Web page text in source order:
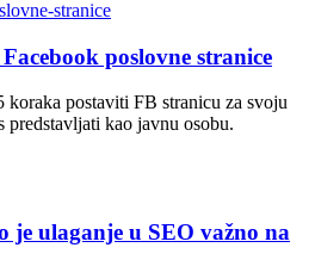
poslovne stranice
postaviti FB stranicu za svoju
kao javnu osobu.
je ulaganje u SEO važno na